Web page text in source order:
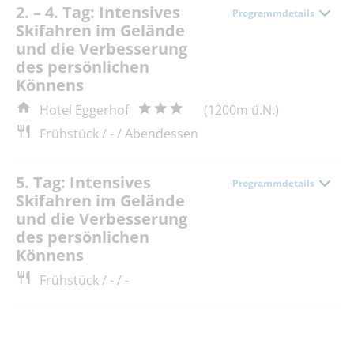
2. – 4. Tag: Intensives
Skifahren im Gelände
und die Verbesserung
des persönlichen
Könnens
Programmdetails
Hotel Eggerhof
(1200m ü.N.)
Frühstück / - / Abendessen
5. Tag: Intensives
Skifahren im Gelände
und die Verbesserung
des persönlichen
Könnens
Programmdetails
Frühstück / - / -